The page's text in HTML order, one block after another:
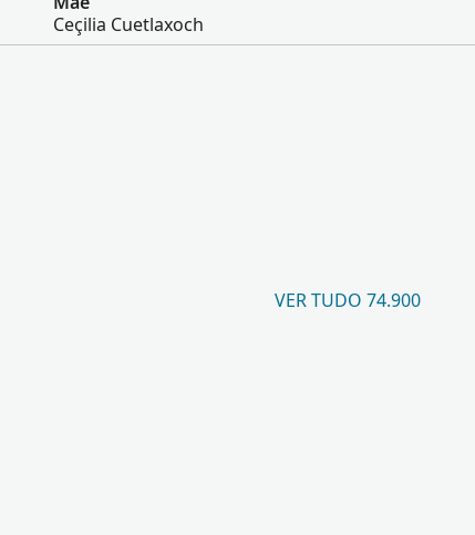
Ceçilia Cuetlaxoch
VER TUDO 74.900